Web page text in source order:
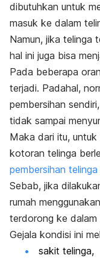
dibutuhkan untuk
masuk ke dalam
Namun, jika telinga
hal ini juga bisa
Pada beberapa
terjadi. Padahal,
pembersihan
tidak sampai
Maka dari itu,
kotoran telinga
pembersihan telinga
Sebab, jika
rumah menggunakan
terdorong ke dalam
Gejala kondisi ini
sakit telinga,